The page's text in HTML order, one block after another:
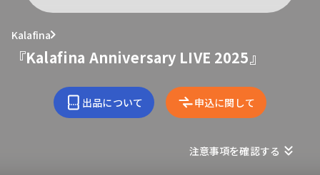
Kalafina
『Kalafina Anniversary LIVE 2025』
出品について 申込に関して
注意事項を確認する